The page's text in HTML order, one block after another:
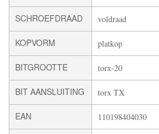
SCHROEFDRAAD voldraad
KOPVORM platkop
BITGROOTTE torx-20
BIT AANSLUITING torx TX
EAN 110198404030